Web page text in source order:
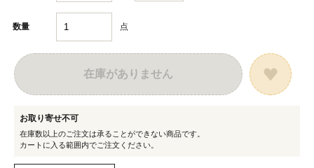
数量 点
在庫がありません
お取り寄せ不可
在庫数以上のご注文は承ることができない商品です。
カートに入る範囲内でご注文ください。